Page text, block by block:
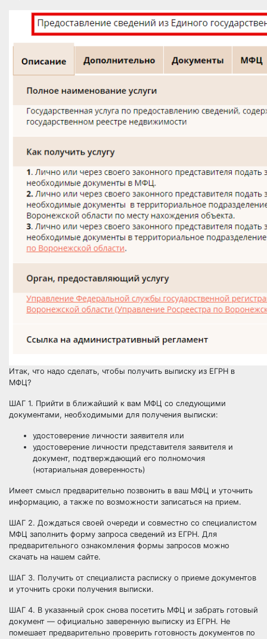
Итак, что надо сделать, чтобы получить выписку из ЕГРН в
МФЦ?
ШАГ 1. Прийти в ближайший к вам МФЦ со следующими
документами, необходимыми для получения выписки:
удостоверение личности заявителя или
удостоверение личности представителя заявителя и
документ, подтверждающий его полномочия
(нотариальная доверенность)
Имеет смысл предварительно позвонить в ваш МФЦ и уточнить
информацию, а также по возможности записаться на прием.
ШАГ 2. Дождаться своей очереди и совместно со специалистом
МФЦ заполнить форму запроса сведений из ЕГРН. Для
предварительного ознакомления формы запросов можно
скачать на нашем сайте.
ШАГ 3. Получить от специалиста расписку о приеме документов
и уточнить сроки получения выписки.
ШАГ 4. В указанный срок снова посетить МФЦ и забрать готовый
документ — официально заверенную выписку из ЕГРН. Не
помешает предварительно проверить готовность документов по